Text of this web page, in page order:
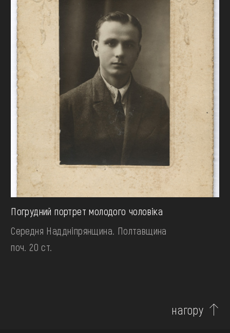
Погрудний портрет молодого чоловіка
Середня Наддніпрянщина. Полтавщина
поч. 20 ст.
нагору